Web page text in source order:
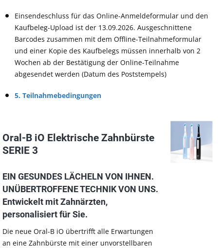
Einsendeschluss für das Online-Anmeldeformular und den
Kaufbeleg-Upload ist der 13.09.2026. Ausgeschnittene
Barcodes zusammen mit dem Offline-Teilnahmeformular
und einer Kopie des Kaufbelegs müssen innerhalb von 2
Wochen ab der Bestätigung der Online-Teilnahme
abgesendet werden (Datum des Poststempels)
5. Teilnahmebedingungen
Oral-B iO Elektrische Zahnbürste
SERIE 3
EIN GESUNDES LÄCHELN VON IHNEN.
UNÜBERTROFFENE TECHNIK VON UNS.
Entwickelt mit Zahnärzten,
personalisiert für Sie.
Die neue Oral-B iO übertrifft alle Erwartungen
an eine Zahnbürste mit einer unvorstellbaren